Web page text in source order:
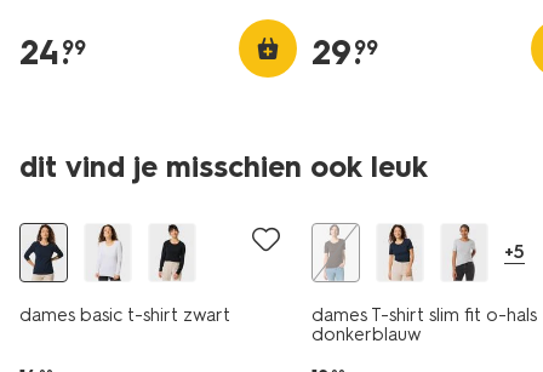
24.
99 29.
99
dit vind je misschien ook leuk
korting
dames basic t-shirt zwart
korting
+5
dames T-shirt slim fit o-hals
donkerblauw